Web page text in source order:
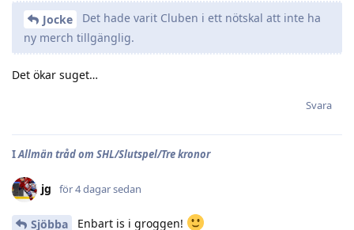
Jocke
Det hade varit Cluben i ett nötskal att inte ha
ny merch tillgänglig.
Det ökar suget…
Svara
IAllmän tråd om SHL/Slutspel/Tre kronor
jg för 4 dagar sedan
Sjöbba Enbart is i groggen!